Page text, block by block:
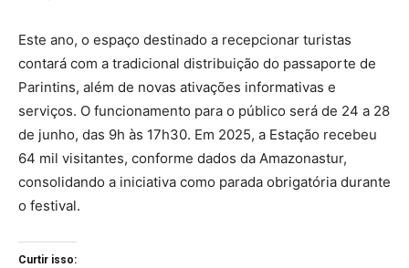
Este ano, o espaço destinado a recepcionar turistas
contará com a tradicional distribuição do passaporte de
Parintins, além de novas ativações informativas e
serviços. O funcionamento para o público será de 24 a 28
de junho, das 9h às 17h30. Em 2025, a Estação recebeu
64 mil visitantes, conforme dados da Amazonastur,
consolidando a iniciativa como parada obrigatória durante
o festival.
Curtir isso: